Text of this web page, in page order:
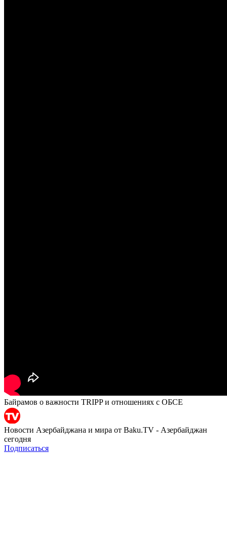
Байрамов о важности TRIPP и отношениях с ОБСЕ
Новости Азербайджана и мира от Baku.TV - Азербайджан
сегодня
Подписаться